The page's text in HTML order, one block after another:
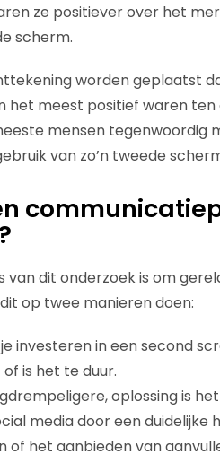
ze positiever over het
scherm.
worden geplaatst
het meest positief waren
mensen tegenwoordig
van zo’n tweede
van dit onderzoek is om
op twee manieren doen:
investeren in een second
is het te duur.
oplossing is
media door een
of het aanbieden van